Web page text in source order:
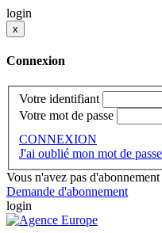
login
x
Connexion
Votre identifiant
Votre mot de passe
CONNEXION
J'ai oublié mon mot de passe
Vous n'avez pas d'abonnement
Demande d'abonnement
login